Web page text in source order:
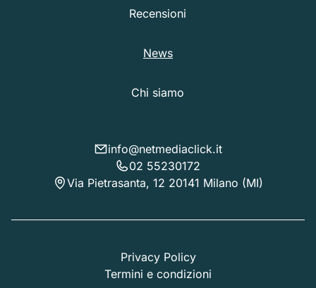
Recensioni
News
Chi siamo
info@netmediaclick.it
02 55230172
Via Pietrasanta, 12 20141 Milano (MI)
Privacy Policy
Termini e condizioni